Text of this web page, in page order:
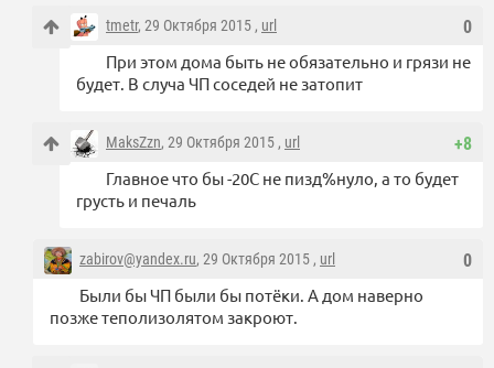
0
tmetr, 29 Октября 2015 , url
При этом дома быть не обязательно и грязи не
будет. В случа ЧП соседей не затопит
+8
MaksZzn, 29 Октября 2015 , url
Главное что бы -20С не пизд%нуло, а то будет
грусть и печаль
0
zabirov@yandex.ru, 29 Октября 2015 , url
Были бы ЧП были бы потёки. А дом наверно
позже теполизолятом закроют.